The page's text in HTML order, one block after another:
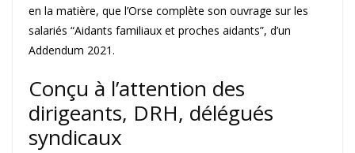
en la matière, que l’Orse complète son ouvrage sur les
salariés “Aidants familiaux et proches aidants”, d’un
Addendum 2021.
Conçu à l’attention des
dirigeants, DRH, délégués
syndicaux